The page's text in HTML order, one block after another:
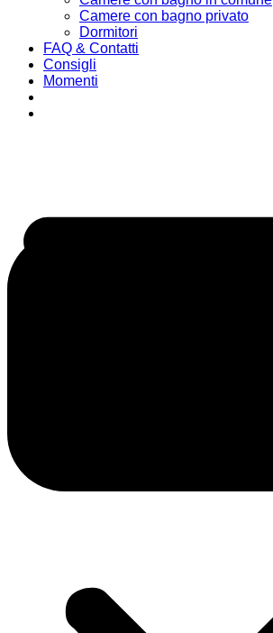
Camere con bagno privato
Dormitori
FAQ & Contatti
Consigli
Momenti